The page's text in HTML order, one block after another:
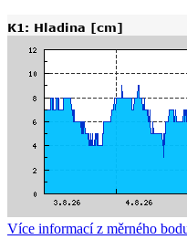
Více informací z měrného